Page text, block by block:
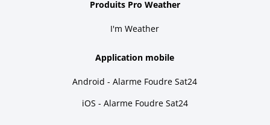
Produits Pro Weather
I'm Weather
Application mobile
Android - Alarme Foudre Sat24
iOS - Alarme Foudre Sat24